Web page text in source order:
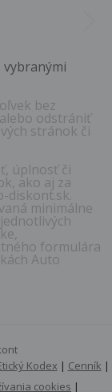
vybranými
bez
odstrániť
stránok či
úplnosť či
ako aj za
diskont.sk.
minimálne
formulára
Auto
Kodex | Cenník |
cookies |